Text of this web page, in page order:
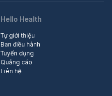
Hello Health
Tự giới thiệu
Ban điều hành
Tuyển dụng
Quảng cáo
Liên hệ